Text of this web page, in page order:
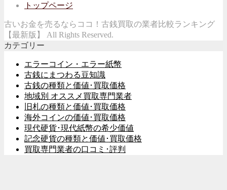
トップページ
古いお金を売るならココ！古銭買取の業者比較ランキング
【最新版】 All Rights Reserved.
カテゴリー
エラーコイン・エラー紙幣
古銭にまつわる豆知識
古銭の種類と価値･買取価格
地域別 オススメ買取専門業者
旧札の種類と価値･買取価格
海外コインの価値･買取価格
現代硬貨･現代紙幣の希少価値
記念硬貨の種類と価値･買取価格
買取専門業者の口コミ･評判